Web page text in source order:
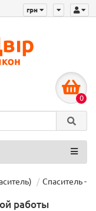
грн
0
Спаситель -
работы